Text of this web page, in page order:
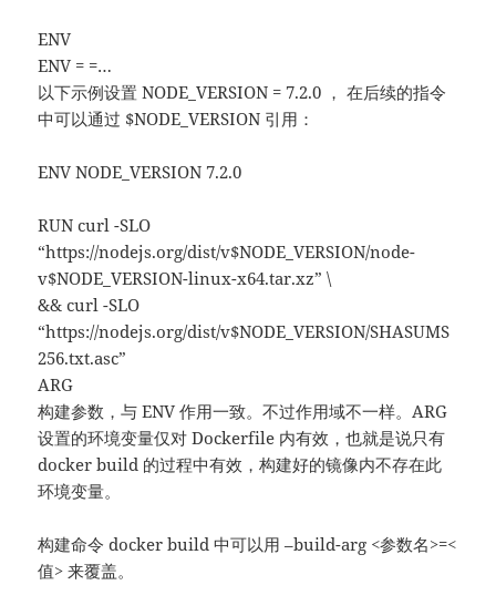
ENV
ENV = =…
以下示例设置 NODE_VERSION = 7.2.0 ， 在后续的指令
中可以通过 $NODE_VERSION 引用：
ENV NODE_VERSION 7.2.0
RUN curl -SLO
“https://nodejs.org/dist/v$NODE_VERSION/node-
v$NODE_VERSION-linux-x64.tar.xz” \
&& curl -SLO
“https://nodejs.org/dist/v$NODE_VERSION/SHASUMS
256.txt.asc”
ARG
构建参数，与 ENV 作用一致。不过作用域不一样。ARG
设置的环境变量仅对 Dockerfile 内有效，也就是说只有
docker build 的过程中有效，构建好的镜像内不存在此
环境变量。
构建命令 docker build 中可以用 –build-arg <参数名>=<
值> 来覆盖。